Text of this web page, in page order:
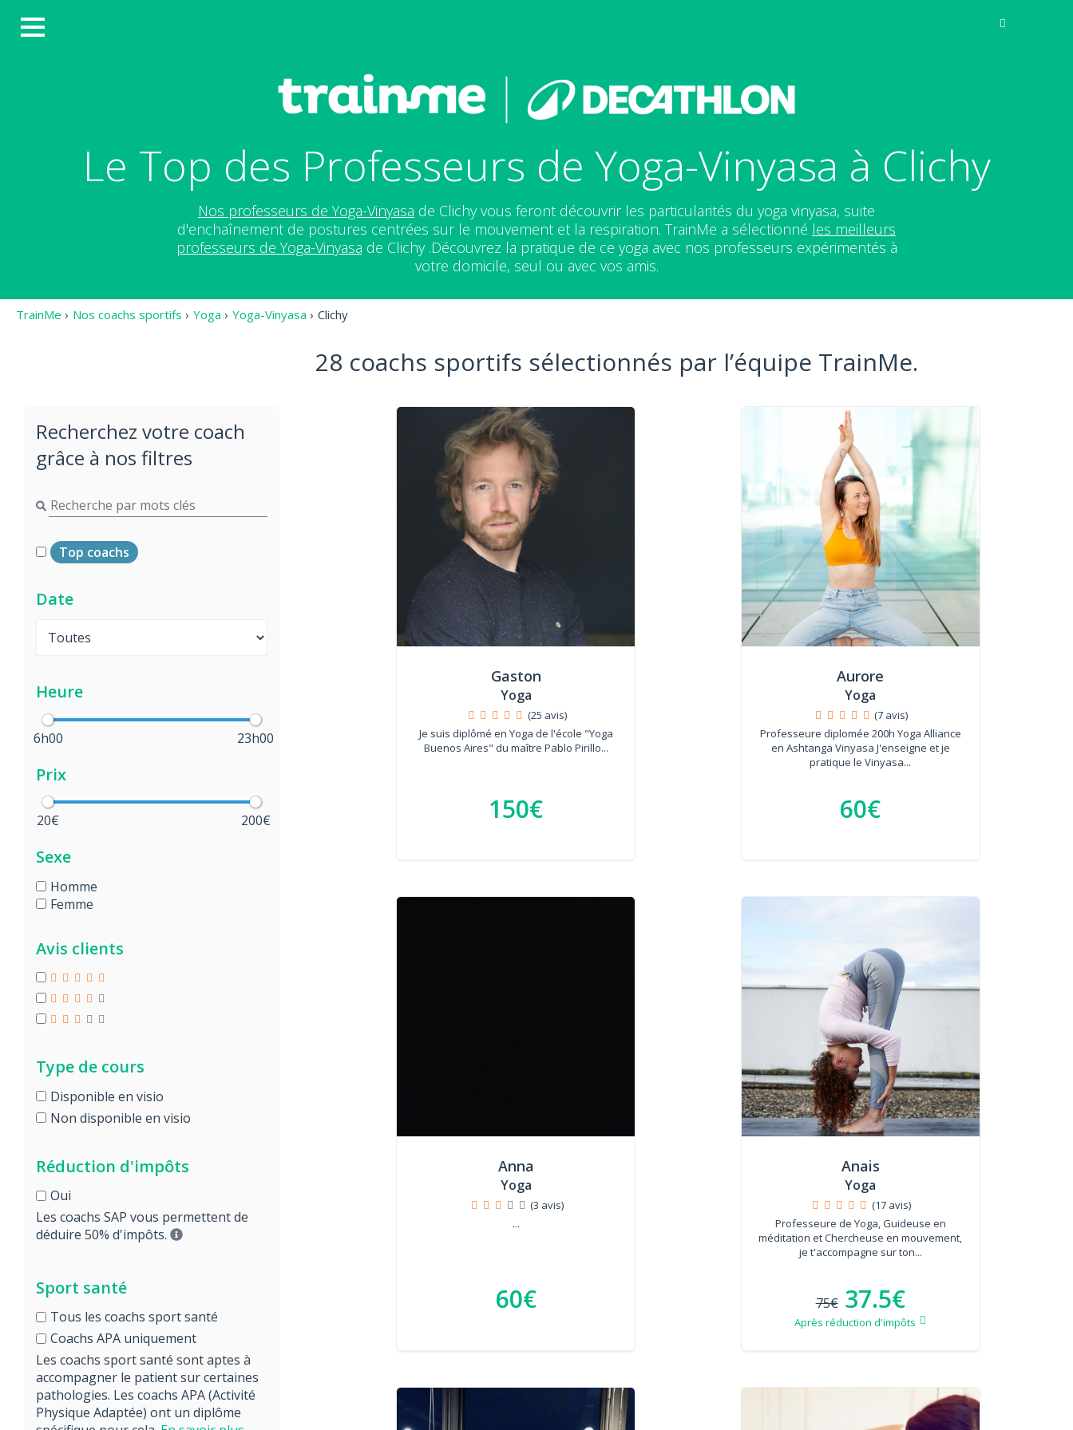
Le Top des Professeurs de Yoga-Vinyasa à Clichy
Nos professeurs de Yoga-Vinyasa de Clichy vous feront découvrir les particularités du yoga vinyasa, suite
d'enchaînement de postures centrées sur le mouvement et la respiration. TrainMe a sélectionné les meilleurs
professeurs de Yoga-Vinyasa de Clichy .Découvrez la pratique de ce yoga avec nos professeurs expérimentés à
votre domicile, seul ou avec vos amis.
TrainMe › Nos coachs sportifs › Yoga › Yoga-Vinyasa › Clichy
Recherchez votre coach
grâce à nos filtres
Top coachs
Date
Heure
6h00 23h00
Prix
20€ 200€
Sexe
Homme
Femme
Avis clients
Type de cours
Disponible en visio
Non disponible en visio
Réduction d'impôts
Oui
Les coachs SAP vous permettent de
déduire 50% d'impôts.
Sport santé
Tous les coachs sport santé
Coachs APA uniquement
Les coachs sport santé sont aptes à
accompagner le patient sur certaines
pathologies. Les coachs APA (Activité
Physique Adaptée) ont un diplôme
28 coachs sportifs sélectionnés par l’équipe TrainMe.
Gaston
Yoga
(25 avis)
Je suis diplômé en Yoga de l'école "Yoga
Buenos Aires" du maître Pablo Pirillo...
150€
Aurore
Yoga
(7 avis)
Professeure diplomée 200h Yoga Alliance
en Ashtanga Vinyasa J'enseigne et je
pratique le Vinyasa...
60€
Anna
Yoga
(3 avis)
...
60€
Anais
Yoga
(17 avis)
Professeure de Yoga, Guideuse en
méditation et Chercheuse en mouvement,
je t'accompagne sur ton...
75€ 37.5€
Après réduction d'impôts